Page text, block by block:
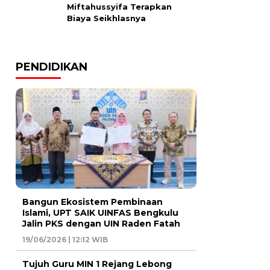
Miftahussyifa Terapkan
Biaya Seikhlasnya
PENDIDIKAN
Bangun Ekosistem Pembinaan
Islami, UPT SAIK UINFAS Bengkulu
Jalin PKS dengan UIN Raden Fatah
19/06/2026 | 12:12 WIB
Tujuh Guru MIN 1 Rejang Lebong